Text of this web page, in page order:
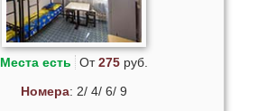
Места есть От275руб.
Номера: 2/ 4/ 6/ 9